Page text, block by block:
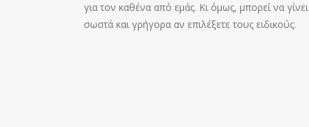
για τον καθένα από εμάς. Κι όμως, μπορεί να γίνει
σωστά και γρήγορα αν επιλέξετε τους ειδικούς.